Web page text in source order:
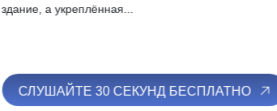
здание, а укреплённая...
СЛУШАЙТЕ 30 СЕКУНД БЕСПЛАТНО